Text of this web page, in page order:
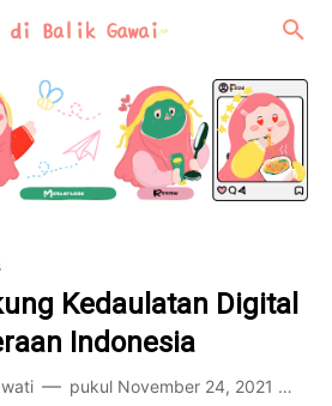
Kedaulatan Digital
Indonesia
pukul November 24, 2021